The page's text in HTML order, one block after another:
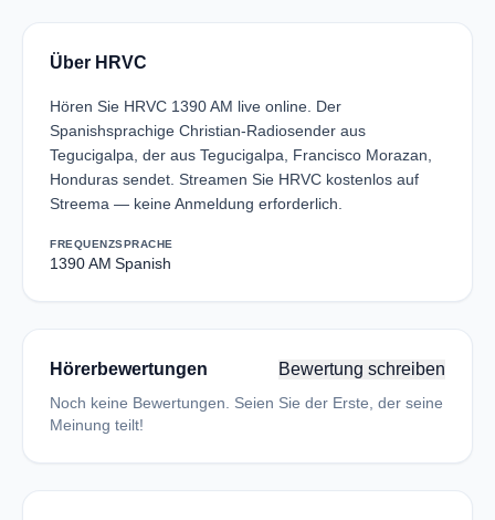
Über HRVC
Hören Sie HRVC 1390 AM live online. Der
Spanishsprachige Christian-Radiosender aus
Tegucigalpa, der aus Tegucigalpa, Francisco Morazan,
Honduras sendet. Streamen Sie HRVC kostenlos auf
Streema — keine Anmeldung erforderlich.
FREQUENZ
1390 AM
SPRACHE
Spanish
Hörerbewertungen Bewertung schreiben
Noch keine Bewertungen. Seien Sie der Erste, der seine
Meinung teilt!